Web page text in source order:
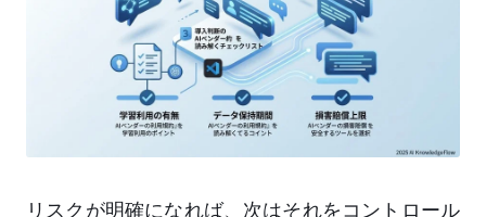
リスクが明確になれば、次はそれをコントロール